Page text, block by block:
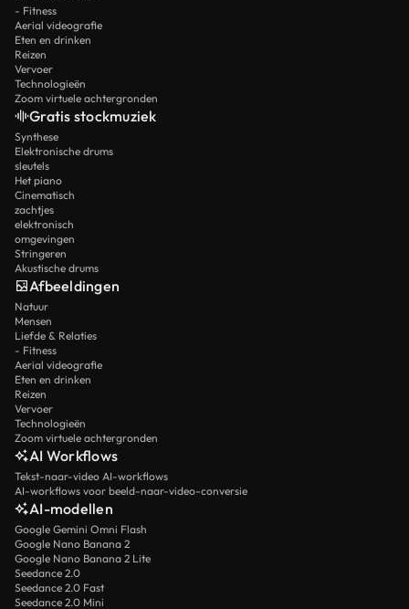
- Fitness
Aerial videografie
Eten en drinken
Reizen
Vervoer
Technologieën
Zoom virtuele achtergronden
Gratis stockmuziek
Synthese
Elektronische drums
sleutels
Het piano
Cinematisch
zachtjes
elektronisch
omgevingen
Stringeren
Akustische drums
Afbeeldingen
Natuur
Mensen
Liefde & Relaties
- Fitness
Aerial videografie
Eten en drinken
Reizen
Vervoer
Technologieën
Zoom virtuele achtergronden
AI Workflows
Tekst-naar-video AI-workflows
AI-workflows voor beeld-naar-video-conversie
AI-modellen
Google Gemini Omni Flash
Google Nano Banana 2
Google Nano Banana 2 Lite
Seedance 2.0
Seedance 2.0 Fast
Seedance 2.0 Mini